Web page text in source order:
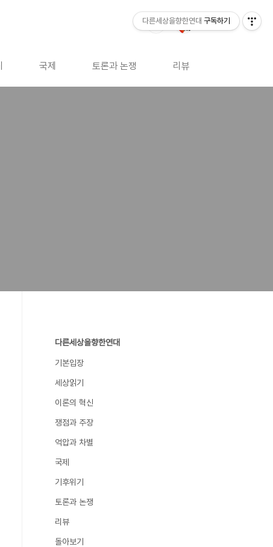
국제 토론과 논쟁 리뷰
다른세상을향한연대
기본입장
세상읽기
이론의 혁신
쟁점과 주장
억압과 차별
국제
기후위기
토론과 논쟁
리뷰
돌아보기
다른세상을향한연대 구독하기